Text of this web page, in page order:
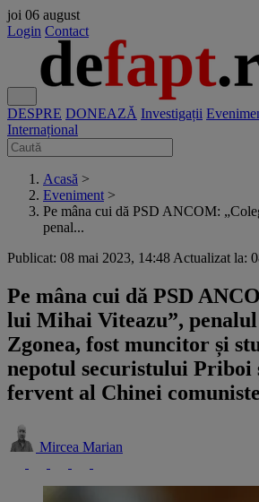
joi 06 august
Login Contact
DESPRE DONEAZĂ Investigații
Internațional
Acasă >
Eveniment >
Pe mâna cui dă PSD ANCOM:
penal...
Publicat: 08 mai 2023, 14:48 Actualizat la:
Pe mâna cui dă PSD
lui Mihai Viteazu”,
Zgonea, fost muncitor și
nepotul securistului Priboi
fervent al Chinei comuniste
Mircea Marian